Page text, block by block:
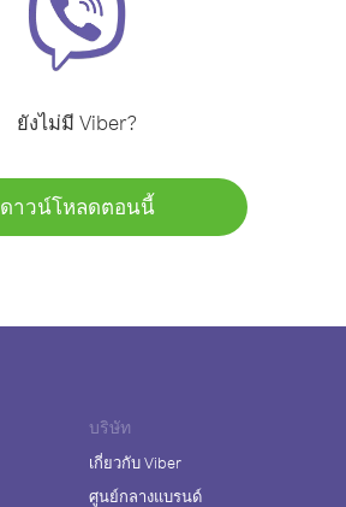
ยังไม่มี Viber?
ดาวน์โหลดตอนนี้
บริษัท
เกี่ยวกับ Viber
ศูนย์กลางแบรนด์